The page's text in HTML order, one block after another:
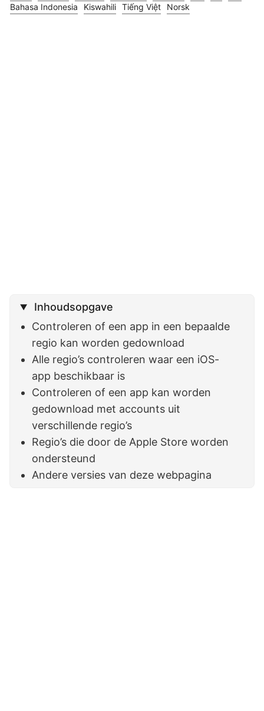
Bahasa Indonesia
Kiswahili Tiếng Việt Norsk
Inhoudsopgave
Controleren of een app in een bepaalde
regio kan worden gedownload
Alle regio’s controleren waar een iOS-
app beschikbaar is
Controleren of een app kan worden
gedownload met accounts uit
verschillende regio’s
Regio’s die door de Apple Store worden
ondersteund
Andere versies van deze webpagina